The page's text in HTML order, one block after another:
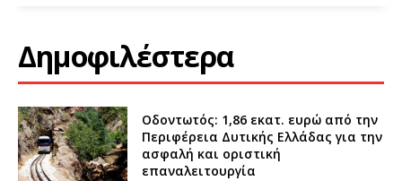
Δημοφιλέστερα
Οδοντωτός: 1,86 εκατ. ευρώ από την
Περιφέρεια Δυτικής Ελλάδας για την
ασφαλή και οριστική
επαναλειτουργία